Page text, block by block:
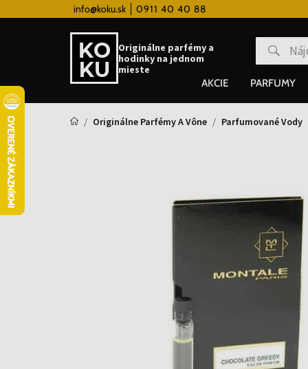
info@koku.sk 0911 40 40 88Vernostný systém
Originálne parfémy a
hodinky na jednom
mieste
AKCIE PARFUMY
Originálne Parfémy A Vône Parfumované Vody